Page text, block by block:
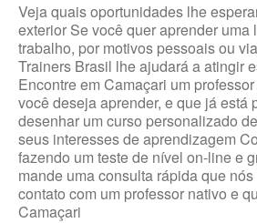
Veja quais oportunidades lhe
exterior Se você quer aprender uma
trabalho, por motivos pessoais ou
Trainers Brasil lhe ajudará a atingir
Encontre em Camaçari um
você deseja aprender, e que já está
desenhar um curso personalizado
seus interesses de aprendizagem
fazendo um teste de nível on-line e
mande uma consulta rápida que
contato com um professor nativo e
Camaçari